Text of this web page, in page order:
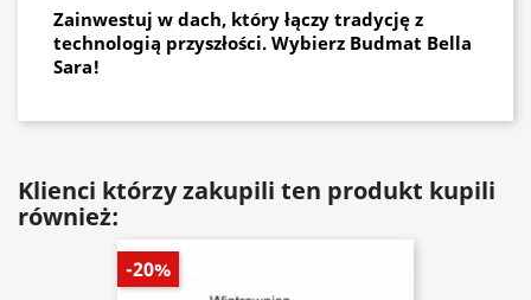
Zainwestuj w dach, który łączy tradycję z
technologią przyszłości. Wybierz Budmat Bella
Sara!
Klienci którzy zakupili ten produkt kupili
również:
-20%